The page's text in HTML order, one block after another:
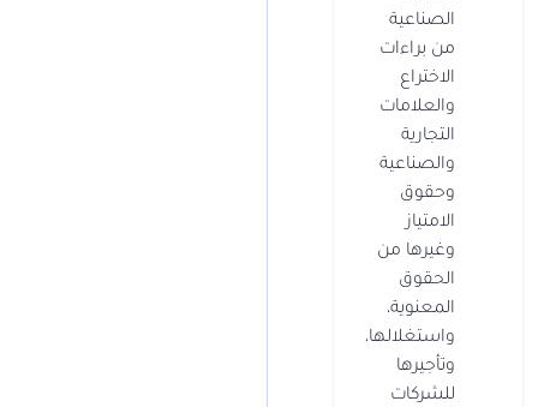
الصناعية
من براءات
الاختراع
والعلامات
التجارية
والصناعية
وحقوق
الامتياز
وغيرها من
الحقوق
المعنوية،
واستغلالها،
وتأجيرها
للشركات